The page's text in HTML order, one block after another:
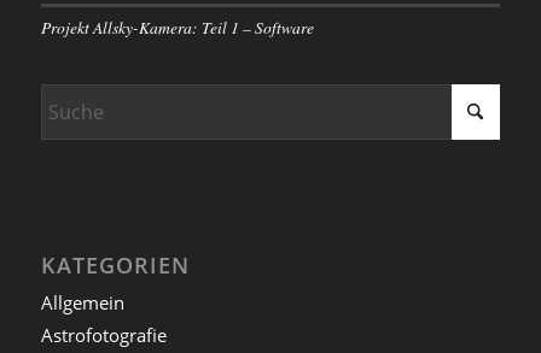
Projekt Allsky-Kamera: Teil 1 – Software
KATEGORIEN
Allgemein
Astrofotografie